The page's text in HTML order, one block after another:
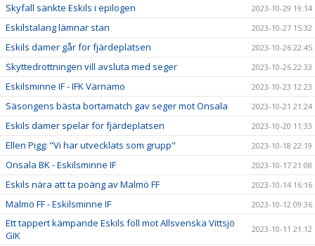
Skyfall sänkte Eskils i epilogen 2023-10-29 19:14
Eskilstalang lämnar stan 2023-10-27 15:32
Eskils damer går för fjärdeplatsen 2023-10-26 22:45
Skyttedrottningen vill avsluta med seger 2023-10-26 22:33
Eskilsminne IF - IFK Värnamo 2023-10-23 12:23
Säsongens bästa bortamatch gav seger mot Onsala 2023-10-21 21:24
Eskils damer spelar för fjärdeplatsen 2023-10-20 11:33
Ellen Pigg: ”Vi har utvecklats som grupp" 2023-10-18 22:19
Onsala BK - Eskilsminne IF 2023-10-17 21:08
Eskils nära att ta poäng av Malmö FF 2023-10-14 16:16
Malmö FF - Eskilsminne IF 2023-10-12 09:36
Ett tappert kämpande Eskils föll mot Allsvenska Vittsjö
GIK
2023-10-11 21:12